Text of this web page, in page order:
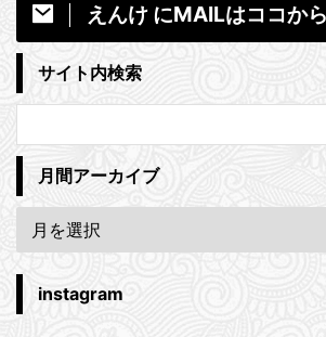
えんけ にMAILはココから
サイト内検索
月間アーカイブ
instagram